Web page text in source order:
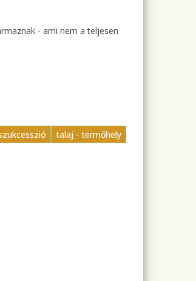
- ami nem a teljesen
talaj - termőhely